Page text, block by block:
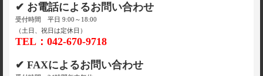
✔ お電話によるお問い合わせ
受付時間 平日 9:00～18:00
（土日、祝日は定休日）
TEL：042-670-9718
✔ FAXによるお問い合わせ